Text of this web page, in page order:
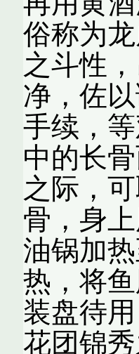
俗称为
之斗性
净，佐
手续，
中的长
之际，
骨，身
油锅加
热，将
装盘待
花团锦